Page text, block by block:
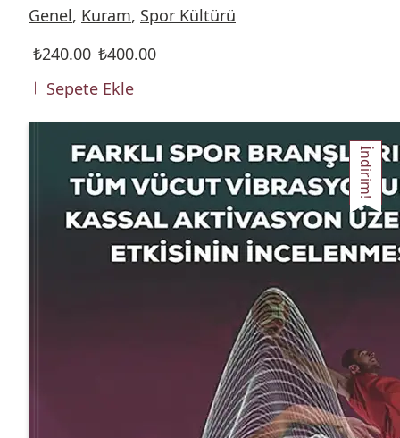
Genel, Kuram, Spor Kültürü
₺400.00
₺240.00
Sepete Ekle
İndirim!